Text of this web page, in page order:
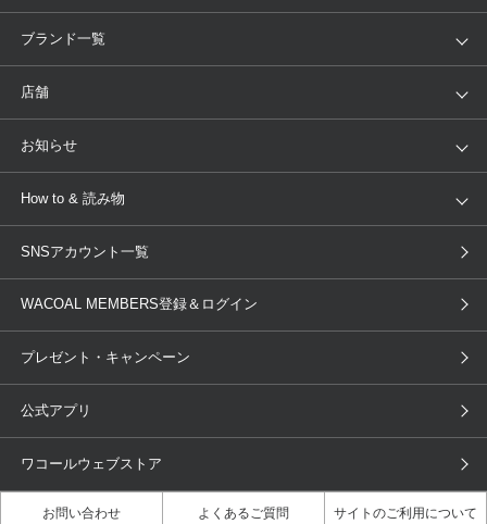
アイテム
トピックス
ブランド一覧
WACOAL
AMPHI une nana cool
OUR WACOAL
WACOAL Remamma
Licensed Brands
店舗
店舗を探す
ブラ無料診断
3Dボディスキャン
お知らせ
新着情報
商品回収
ニュース＆トピックス
How to & 読み物
下着の基礎知識
ブラパン ワコールスタイル
大人の工場見学inベトナム 人間科学研究開発センター見学
店舗体験記（マンガ）
ワコールカルネアプリ使い方ガイ
SNSアカウント一覧
WACOAL MEMBERS登録＆ログイン
プレゼント・キャンペーン
公式アプリ
ワコールウェブストア
お問い合わせ よくあるご質問 サイトのご利用について